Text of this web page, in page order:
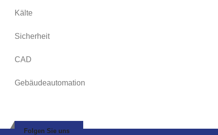
Kälte
Sicherheit
CAD
Gebäudeautomation
Folgen Sie uns